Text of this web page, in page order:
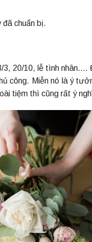
đã chuẩn bị.
3, 20/10, lễ tình
công. Miễn nó là ý
tiệm thì cũng rất ý